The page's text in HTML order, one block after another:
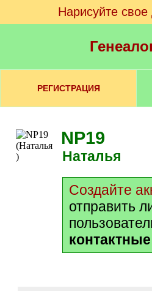
Нарисуйте
РЕГИСТРАЦИЯ
NP19
Наталья
Создайте
отправить